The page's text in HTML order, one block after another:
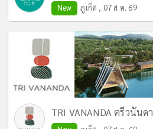
New ภูเก็ต , 07 ส.ค. 69
TRI VANANDA ตรีวนันดา